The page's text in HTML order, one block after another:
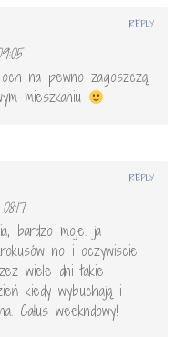
na pewno zagoszczą
mieszkaniu
REPLY
bardzo moje. ja
no i oczywiscie
wiele dni takie
kiedy wybuchają i
Całus weekndowy!
REPLY